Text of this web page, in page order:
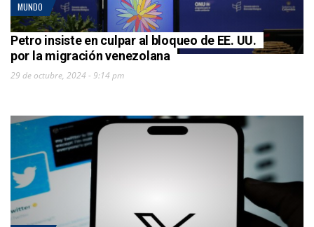
MUNDO
Petro insiste en culpar al bloqueo de EE. UU.
por la migración venezolana
29 de octubre, 2024 - 9:14 pm